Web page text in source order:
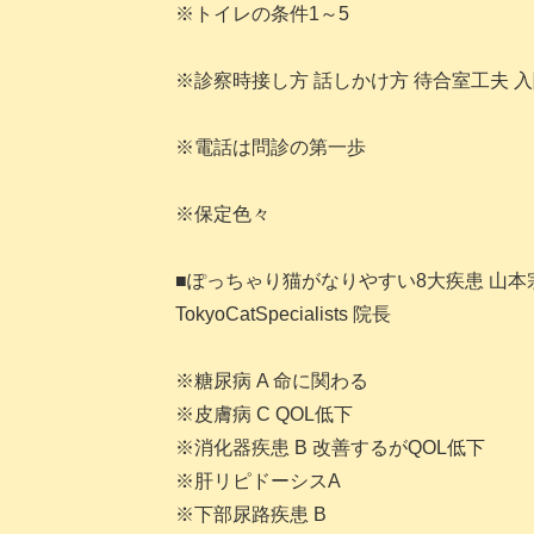
※トイレの条件1～5
※診察時接し方 話しかけ方 待合室工夫
※電話は問診の第一歩
※保定色々
■ぽっちゃり猫がなりやすい8大疾患 山本
TokyoCatSpecialists 院長
※糖尿病 A 命に関わる
※皮膚病 C QOL低下
※消化器疾患 B 改善するがQOL低下
※肝リピドーシスA
※下部尿路疾患 B